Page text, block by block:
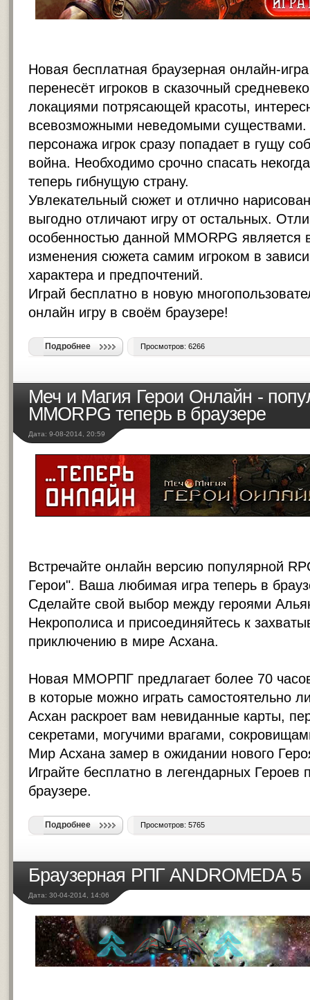
Новая бесплатная браузерная онлайн-
перенесёт игроков в сказочный
локациями потрясающей красоты,
всевозможными неведомыми
персонажа игрок сразу попадает в гущу
война. Необходимо срочно спасать
теперь гибнущую страну.
Увлекательный сюжет и отлично
выгодно отличают игру от остальных.
особенностью данной MMORPG является
изменения сюжета самим игроком в
характера и предпочтений.
Играй бесплатно в новую
онлайн игру в своём браузере!
Подробнее Просмотров: 6266
Меч и Магия Герои Онлайн -
MMORPG теперь в браузере
Дата: 9-08-2014, 20:59
Встречайте онлайн версию популярной
Герои". Ваша любимая игра теперь в
Сделайте свой выбор между героями
Некрополиса и присоединяйтесь к
приключению в мире Асхана.
Новая ММОРПГ предлагает более 70
в которые можно играть самостоятельно
Асхан раскроет вам невиданные карты,
секретами, могучими врагами,
Мир Асхана замер в ожидании нового
Играйте бесплатно в легендарных
браузере.
Подробнее Просмотров: 5765
Браузерная РПГ ANDROMEDA 5
Дата: 30-04-2014, 14:06